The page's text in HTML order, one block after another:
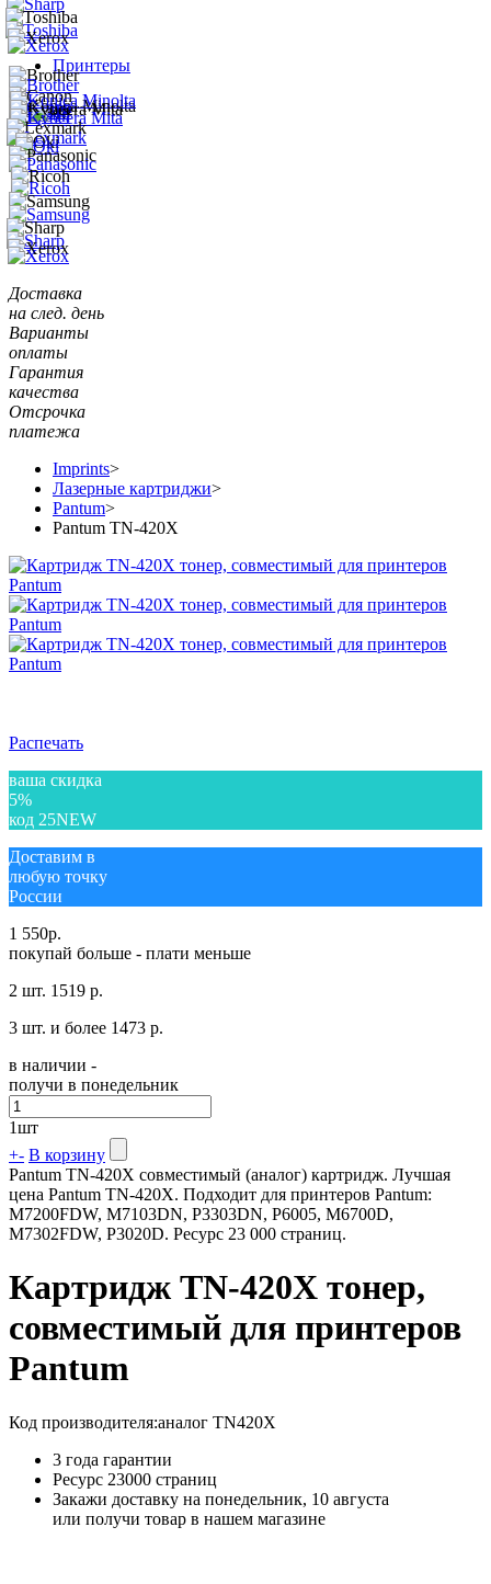
Принтеры
Доставка
на след. день
Варианты
оплаты
Гарантия
качества
Отсрочка
платежа
Imprints>
Лазерные картриджи>
Pantum>
Pantum TN-420X
Распечать
ваша скидка
5%
код 25NEW
Доставим в
любую точку
России
1 550р.
покупай больше - плати меньше
2 шт. 1519 р.
3 шт. и более 1473 р.
в наличии -
получи в понедельник
1шт
+- В корзину
Pantum TN-420X совместимый (аналог) картридж. Лучшая
цена Pantum TN-420X. Подходит для принтеров Pantum:
M7200FDW, M7103DN, P3303DN, P6005, M6700D,
M7302FDW, P3020D. Ресурс 23 000 страниц.
Картридж TN-420X тонер,
совместимый для принтеров
Pantum
Код производителя:аналог TN420X
3 года гарантии
Ресурс 23000 страниц
Закажи доставку на понедельник, 10 августа
или получи товар в нашем магазине